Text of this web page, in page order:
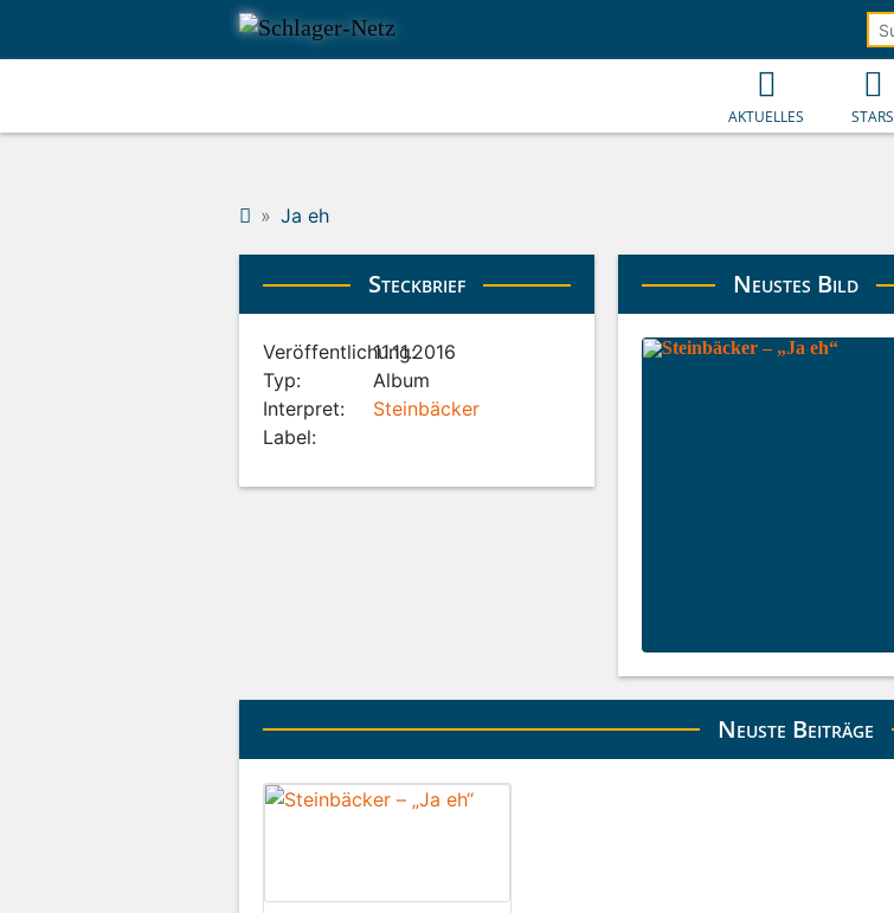
Ja eh
Steckbrief
Veröffentlichung:11.11.2016
Typ:
Album
Interpret:
Steinbäcker
Label:
Neustes Bild
Neuste Beiträge
AKTUELLES STARS